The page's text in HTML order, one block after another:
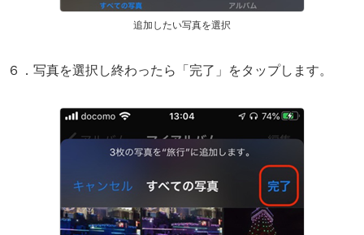
追加したい写真を選択
６．写真を選択し終わったら「完了」をタップします。